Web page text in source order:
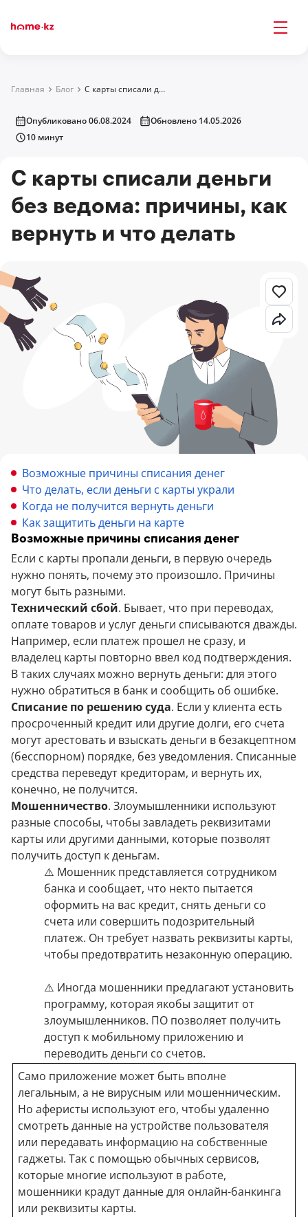
Главная Блог С карты списали деньги без ведома: причины, как вернуть и что делать
Опубликовано 06.08.2024
Обновлено 14.05.2026
10 минут
С карты списали деньги
без ведома: причины, как
вернуть и что делать
Возможные причины списания денег
Что делать, если деньги с карты украли
Когда не получится вернуть деньги
Как защитить деньги на карте
Возможные причины списания денег
Если с карты пропали деньги, в первую очередь
нужно понять, почему это произошло. Причины
могут быть разными.
Технический сбой. Бывает, что при переводах,
оплате товаров и услуг деньги списываются дважды.
Например, если платеж прошел не сразу, и
владелец карты повторно ввел код подтверждения.
В таких случаях можно вернуть деньги: для этого
нужно обратиться в банк и сообщить об ошибке.
Списание по решению суда. Если у клиента есть
просроченный кредит или другие долги, его счета
могут арестовать и взыскать деньги в безакцептном
(бесспорном) порядке, без уведомления. Списанные
средства переведут кредиторам, и вернуть их,
конечно, не получится.
Мошенничество. Злоумышленники используют
разные способы, чтобы завладеть реквизитами
карты или другими данными, которые позволят
получить доступ к деньгам.
⚠️ Мошенник представляется сотрудником
банка и сообщает, что некто пытается
оформить на вас кредит, снять деньги со
счета или совершить подозрительный
платеж. Он требует назвать реквизиты карты,
чтобы предотвратить незаконную операцию.
⚠️ Иногда мошенники предлагают установить
программу, которая якобы защитит от
злоумышленников. ПО позволяет получить
доступ к мобильному приложению и
переводить деньги со счетов.
Само приложение может быть вполне
легальным, а не вирусным или мошенническим.
Но аферисты используют его, чтобы удаленно
смотреть данные на устройстве пользователя
или передавать информацию на собственные
гаджеты. Так с помощью обычных сервисов,
которые многие используют в работе,
мошенники крадут данные для онлайн-банкинга
или реквизиты карты.